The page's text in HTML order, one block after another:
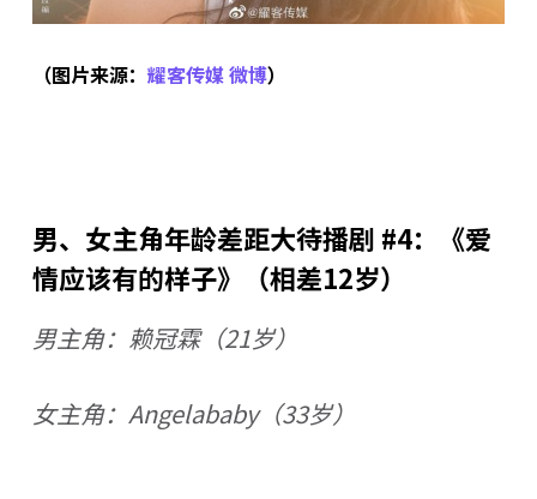
（图片来源： 耀客传媒 微博）
男、女主角年龄差距大待播剧 #4：《爱
情应该有的样子》（相差12岁）
男主角：赖冠霖（21岁）
女主角：Angelababy（33岁）